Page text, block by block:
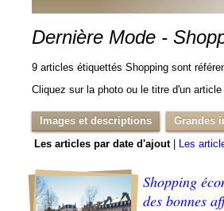
Dernière Mode -
9 articles étiquettés Shopping sont
Cliquez sur la photo ou le titre d'un
Images et descriptions Grandes
Les articles par date d'ajout| Les
Shopping
des bonnes